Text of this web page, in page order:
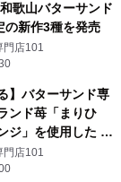
歌山バターサンド
の新作3種を発売
門店101
】バターサンド専
ド苺「まりひ
ジ」を使用した 春
日)より登場！
門店101